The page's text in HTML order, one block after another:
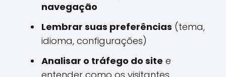
navegação
Lembrar suas preferências (tema,
idioma, configurações)
Analisar o tráfego do site e